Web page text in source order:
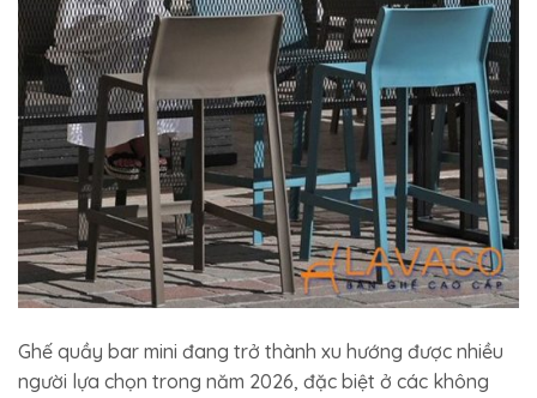
Ghế quầy bar mini đang trở thành xu hướng được nhiều
người lựa chọn trong năm 2026, đặc biệt ở các không